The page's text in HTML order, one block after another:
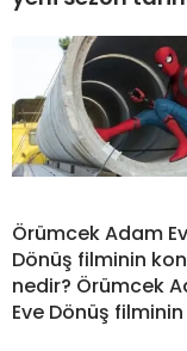
Örümcek Adam
Dönüş filminin
nedir? Örümcek
Eve Dönüş filminin